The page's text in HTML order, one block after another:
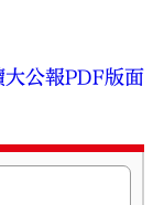
大公報PDF版面